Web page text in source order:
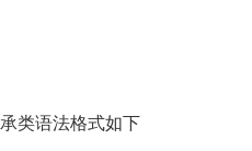
类语法格式如下